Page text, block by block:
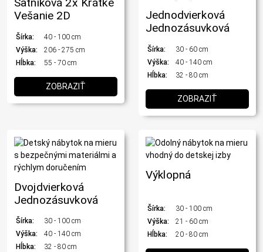
Vešanie 2D
Šírka:
40 - 100 cm
Výška:
206 - 275 cm
Hĺbka:
55 - 70 cm
ZOBRAZIŤ
Jednodvierková
Jednozásuvková
Šírka:
30 - 60 cm
Výška:
40 - 140 cm
Hĺbka:
32 - 80 cm
ZOBRAZIŤ
Dvojdvierková
Jednozásuvková
Šírka:
30 - 100 cm
Výška:
40 - 140 cm
Hĺbka:
32 - 80 cm
Výklopná
Šírka:
30 - 100 cm
Výška:
21 - 60 cm
Hĺbka:
20 - 80 cm